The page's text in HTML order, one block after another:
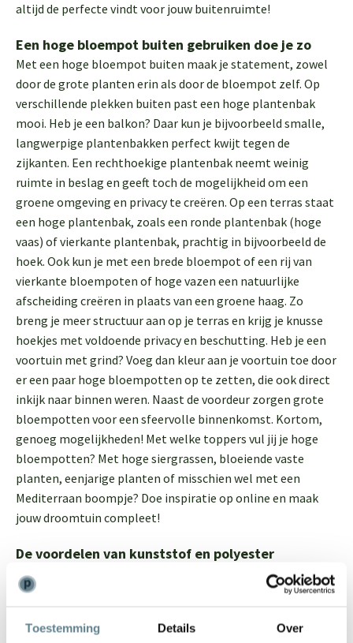
Toestemming Details Over
altijd de perfecte vindt voor jouw buitenruimte!
Een hoge bloempot buiten gebruiken doe je zo
Met een hoge bloempot buiten maak je statement, zowel
door de grote planten erin als door de bloempot zelf. Op
verschillende plekken buiten past een hoge plantenbak
mooi. Heb je een balkon? Daar kun je bijvoorbeeld smalle,
langwerpige plantenbakken perfect kwijt tegen de
zijkanten. Een rechthoekige plantenbak neemt weinig
ruimte in beslag en geeft toch de mogelijkheid om een
groene omgeving en privacy te creëren. Op een terras staat
een hoge plantenbak, zoals een ronde plantenbak (hoge
vaas) of vierkante plantenbak, prachtig in bijvoorbeeld de
hoek. Ook kun je met een brede bloempot of een rij van
vierkante bloempoten of hoge vazen een natuurlijke
afscheiding creëren in plaats van een groene haag. Zo
breng je meer structuur aan op je terras en krijg je knusse
hoekjes met voldoende privacy en beschutting. Heb je een
voortuin met grind? Voeg dan kleur aan je voortuin toe door
er een paar hoge bloempotten op te zetten, die ook direct
inkijk naar binnen weren. Naast de voordeur zorgen grote
bloempotten voor een sfeervolle binnenkomst. Kortom,
genoeg mogelijkheden! Met welke toppers vul jij je hoge
bloempotten? Met hoge siergrassen, bloeiende vaste
planten, eenjarige planten of misschien wel met een
Mediterraan boompje? Doe inspiratie op online en maak
jouw droomtuin compleet!
De voordelen van kunststof en polyester
plantenbakken buiten
Plantenbakken komen in allerlei materialen: van
houten bloembakken. In onze webshop vind je